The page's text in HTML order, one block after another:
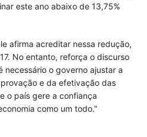
este ano abaixo de 13,75%
afirma acreditar nessa redução,
No entanto, reforça o discurso
necessário o governo ajustar a
e da efetivação das
o país gere a confiança
como um todo.”